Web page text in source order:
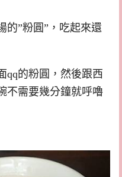
的”粉圓”，吃起來還
qq的粉圓，然後跟西
不需要幾分鐘就呼嚕